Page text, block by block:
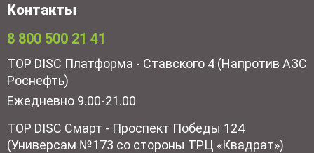
Контакты
8 800 500 21 41
TOP DISC Платформа - Ставского 4 (Напротив АЗС
Роснефть)
Ежедневно 9.00-21.00
TOP DISC Смарт - Проспект Победы 124
(Универсам №173 со стороны ТРЦ «Квадрат»)